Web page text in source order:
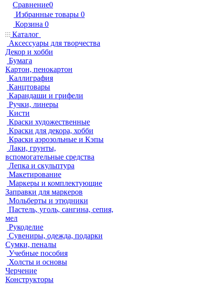
Сравнение0
Избранные товары 0
Корзина 0
Каталог
Аксессуары для творчества
Декор и хобби
Бумага
Картон, пенокартон
Каллиграфия
Канцтовары
Карандаши и грифели
Ручки, линеры
Кисти
Краски художественные
Краски для декора, хобби
Краски аэрозольные и Кэпы
Лаки, грунты,
вспомогательные средства
Лепка и скульптура
Макетирование
Маркеры и комплектующие
Заправки для маркеров
Мольберты и этюдники
Пастель, уголь, сангина, сепия,
мел
Рукоделие
Сувениры, одежда, подарки
Сумки, пеналы
Учебные пособия
Холсты и основы
Черчение
Конструкторы